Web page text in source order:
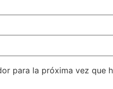
para la próxima vez que